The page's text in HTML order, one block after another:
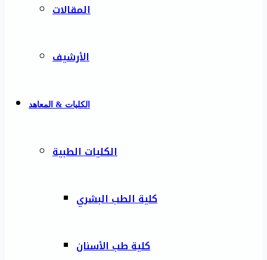
المقالات
الأرشيف
الكليات & المعاهد
الكليات الطبية
كلية الطب البشري
كلية طب الأسنان